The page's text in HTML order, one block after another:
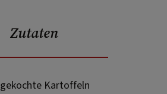
Zutaten
gekochte Kartoffeln